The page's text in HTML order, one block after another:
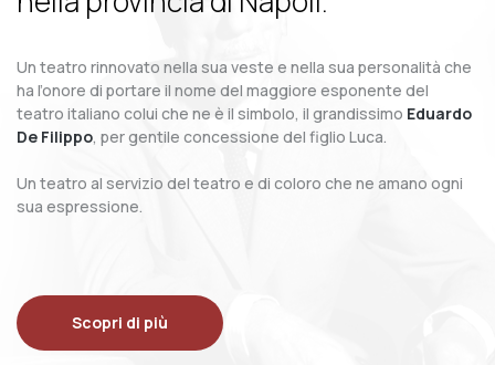
Un teatro rinnovato nella sua veste e nella sua personalità che
ha l’onore di portare il nome del maggiore esponente del
teatro italiano colui che ne è il simbolo, il grandissimo Eduardo
De Filippo, per gentile concessione del figlio Luca.
Un teatro al servizio del teatro e di coloro che ne amano ogni
sua espressione.
Scopri di più